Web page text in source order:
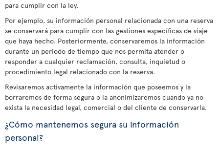
para cumplir con la ley.
Por ejemplo, su información personal relacionada con una reserva
se conservará para cumplir con las gestiones específicas de viaje
que haya hecho. Posteriormente, conservaremos la información
durante un periodo de tiempo que nos permita atender o
responder a cualquier reclamación, consulta, inquietud o
procedimiento legal relacionado con la reserva.
Revisaremos activamente la información que poseemos y la
borraremos de forma segura o la anonimizaremos cuando ya no
exista la necesidad legal, comercial o del cliente de conservarla.
¿Cómo mantenemos segura su información
personal?